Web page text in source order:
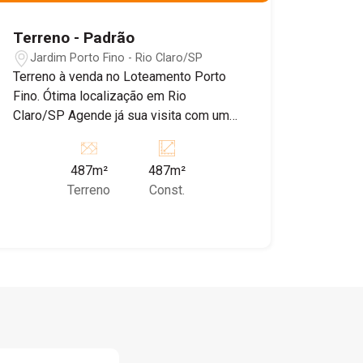
Terreno - Padrão
Jardim Porto Fino - Rio Claro/SP
Terreno à venda no Loteamento Porto
Fino. Ótima localização em Rio
Claro/SP Agende já sua visita com um
487m²
Terreno
487m²
Const.